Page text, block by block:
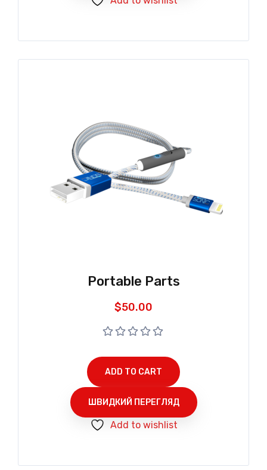
Portable Parts
$50.00
ADD TO CART
ШВИДКИЙ ПЕРЕГЛЯД
Add to wishlist